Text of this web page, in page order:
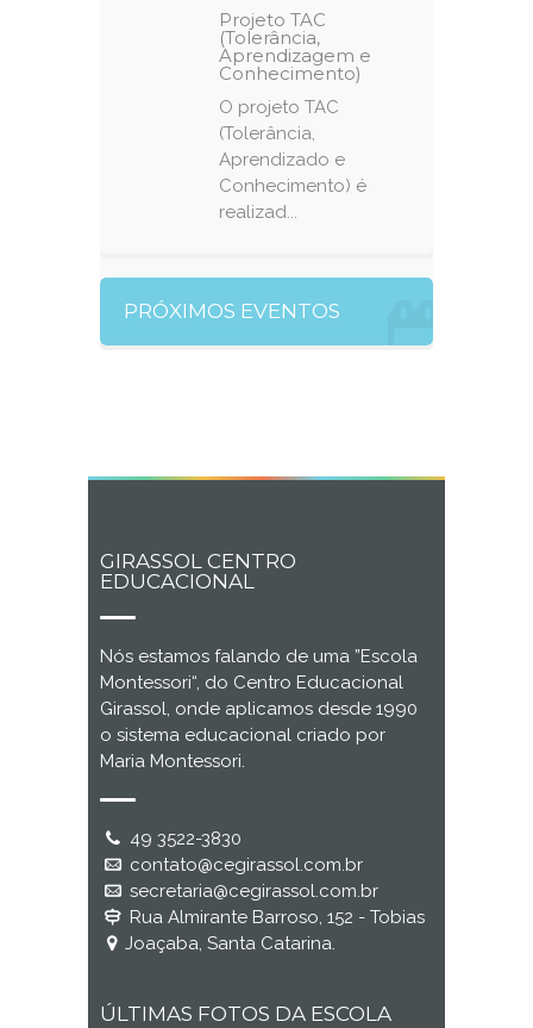
Projeto TAC
(Tolerância,
Aprendizagem e
Conhecimento)
O projeto TAC
(Tolerância,
Aprendizado e
Conhecimento) é
realizad...
PRÓXIMOS EVENTOS
GIRASSOL CENTRO
EDUCACIONAL
Nós estamos falando de uma ”Escola
Montessori“, do Centro Educacional
Girassol, onde aplicamos desde 1990
o sistema educacional criado por
Maria Montessori.
49 3522-3830
contato@cegirassol.com.br
secretaria@cegirassol.com.br
Rua Almirante Barroso, 152 - Tobias
Joaçaba, Santa Catarina.
ÚLTIMAS FOTOS DA ESCOLA